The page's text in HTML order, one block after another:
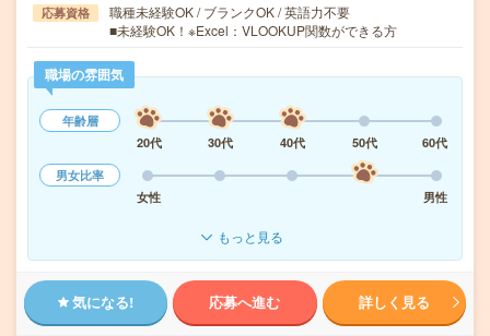
応募資格
職種未経験OK / ブランクOK / 英語力不要
■未経験OK！※Excel：VLOOKUP関数ができる方
職場の雰囲気
年齢層
20代
30代 40代 50代
60代
男女比率
女性
男性
もっと見る
気になる! 応募へ進む 詳しく見る